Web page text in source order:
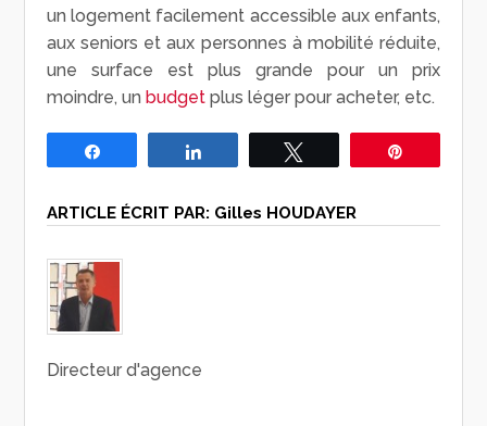
un logement facilement accessible aux enfants,
aux seniors et aux personnes à mobilité réduite,
une surface est plus grande pour un prix
moindre, unbudget plus léger pour acheter, etc.
ARTICLE ÉCRIT PAR: Gilles HOUDAYER
Directeur d'agence